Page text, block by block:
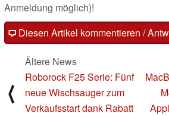
Anmeldung möglich)!
Diesen Artikel kommentieren /
⟨
Ältere News
Roborock F25 Serie: Fünf
neue Wischsauger zum
Verkaufsstart dank Rabatt